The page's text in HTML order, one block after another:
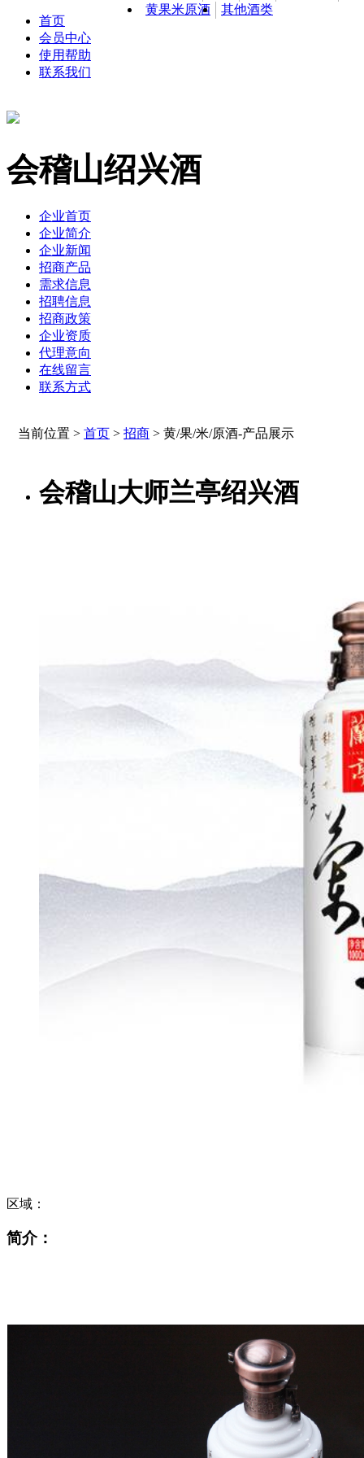
首页
会员中心
使用帮助
联系我们
会稽山绍兴酒
企业首页
企业简介
企业新闻
招商产品
需求信息
招聘信息
招商政策
企业资质
代理意向
在线留言
联系方式
当前位置 > 首页 > 招商 > 黄/果/米/原酒-产品展示
会稽山大师兰亭绍兴酒
区域：
简介：
黄果米原酒 其他酒类